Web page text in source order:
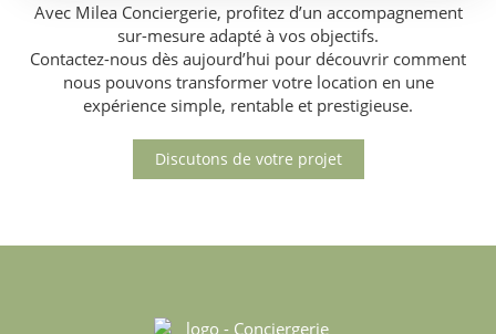
Avec Milea Conciergerie, profitez d’un accompagnement
sur-mesure adapté à vos objectifs.
Contactez-nous dès aujourd’hui pour découvrir comment
nous pouvons transformer votre location en une
expérience simple, rentable et prestigieuse.
Discutons de votre projet